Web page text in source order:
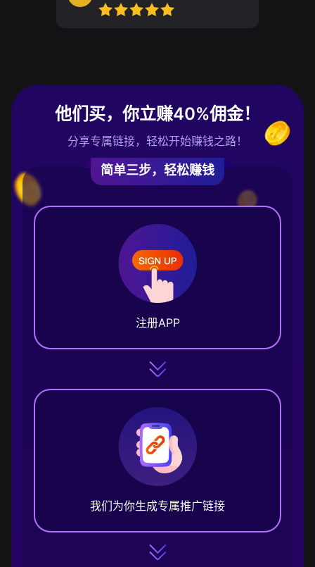
他们买，你立赚40%佣金！
分享专属链接，轻松开始赚钱之路！
简单三步，轻松赚钱
注册APP
我们为你生成专属推广链接